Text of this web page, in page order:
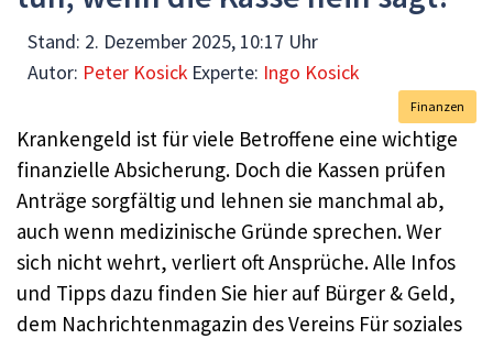
Stand: 2. Dezember 2025, 10:17 Uhr
Autor: Peter Kosick Experte: Ingo Kosick
Finanzen
Krankengeld ist für viele Betroffene eine wichtige
finanzielle Absicherung. Doch die Kassen prüfen
Anträge sorgfältig und lehnen sie manchmal ab,
auch wenn medizinische Gründe sprechen. Wer
sich nicht wehrt, verliert oft Ansprüche. Alle Infos
und Tipps dazu finden Sie hier auf Bürger & Geld,
dem Nachrichtenmagazin des Vereins Für soziales